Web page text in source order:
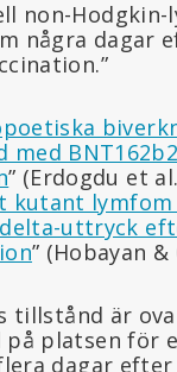
non-
några dagar
med
” (Erdogdu et
kutant lymfom
uttryck
” (Hobayan &
tillstånd är
platsen för
dagar efter